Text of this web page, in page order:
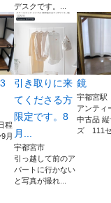
デスクです。...
程
月
引き取りに来
てくださる方
限定です。8
月...
宇都宮市
引っ越して前のア
パートに行かない
と写真が撮れ...
鏡
宇都宮駅
アンティ
中古品 縦
ズ 111セ